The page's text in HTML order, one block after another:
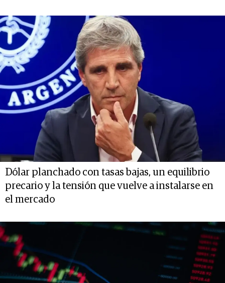
Dólar planchado con tasas bajas, un equilibrio
precario y la tensión que vuelve a instalarse en
el mercado